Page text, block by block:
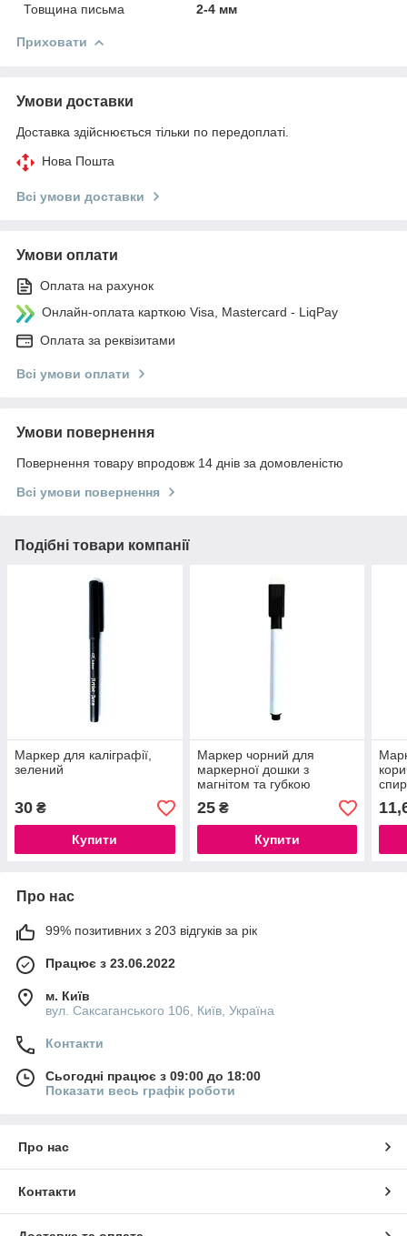
Товщина письма
2-4 мм
Приховати
Умови доставки
Доставка здійснюється тільки по передоплаті.
Нова Пошта
Всі умови доставки
Умови оплати
Оплата на рахунок
Онлайн-оплата карткою Visa, Mastercard - LiqPay
Оплата за реквізитами
Всі умови оплати
Умови повернення
Повернення товару впродовж 14 днів за домовленістю
Всі умови повернення
Подібні товари компанії
Маркер для каліграфії,
зелений
30 ₴
Купити
Маркер чорний для
маркерної дошки з
магнітом та губкою
25₴
Купити
Про нас
99% позитивних з 203 відгуків за рік
Працює з 23.06.2022
м. Київ
вул. Саксаганського 106, Київ, Україна
Контакти
Сьогодні працює з 09:00 до 18:00
Показати весь графік роботи
Про нас
Контакти